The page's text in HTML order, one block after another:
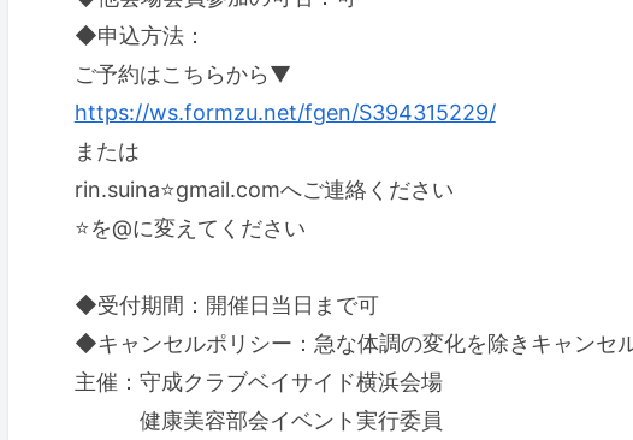
◆申込方法：
ご予約はこちらから▼
https://ws.formzu.net/fgen/S394315229/
または
rin.suina⭐️gmail.comへご連絡ください
⭐️を@に変えてください
◆受付期間：開催日当日まで可
◆キャンセルポリシー：急な体調の変化を除きキャンセ
主催：守成クラブベイサイド横浜会場
健康美容部会イベント実行委員